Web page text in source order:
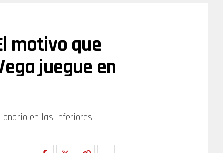
motivo que
juegue en
en las inferiores.